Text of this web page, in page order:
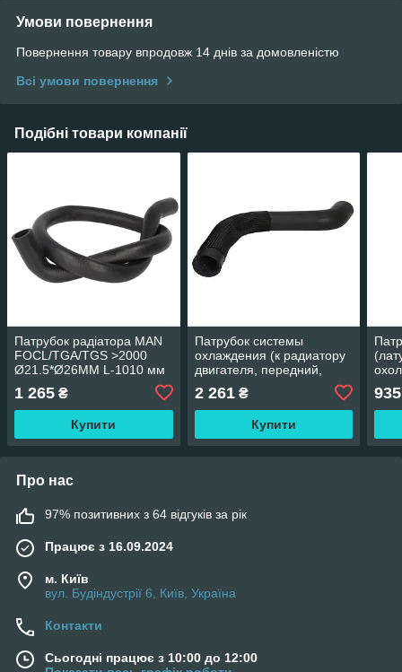
Умови повернення
Повернення товару впродовж 14 днів за домовленістю
Всі умови повернення
Подібні товари компанії
Патрубок радіатора MAN
FOCL/TGA/TGS >2000
Ø21.5*Ø26MM L-1010 мм
1 265 ₴
Купити
Патрубок системы
охлаждения (к радиатору
двигателя, передний,
SCANIA THERMOTEC SI-
SC142
2 261₴
Купити
935
Про нас
97% позитивних з 64 відгуків за рік
Працює з 16.09.2024
м. Київ
вул. Будіндустрії 6, Київ, Україна
Контакти
Сьогодні працює з 10:00 до 12:00